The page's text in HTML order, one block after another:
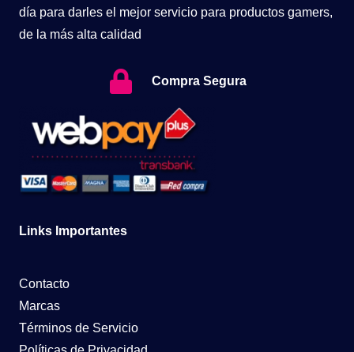
día para darles el mejor servicio para productos gamers,
de la más alta calidad
Compra Segura
Links Importantes
Contacto
Marcas
Términos de Servicio